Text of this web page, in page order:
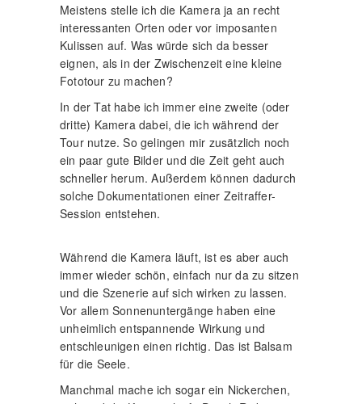
Meistens stelle ich die Kamera ja an recht
interessanten Orten oder vor imposanten
Kulissen auf. Was würde sich da besser
eignen, als in der Zwischenzeit eine kleine
Fototour zu machen?
In der Tat habe ich immer eine zweite (oder
dritte) Kamera dabei, die ich während der
Tour nutze. So gelingen mir zusätzlich noch
ein paar gute Bilder und die Zeit geht auch
schneller herum. Außerdem können dadurch
solche Dokumentationen einer Zeitraffer-
Session entstehen.
Während die Kamera läuft, ist es aber auch
immer wieder schön, einfach nur da zu sitzen
und die Szenerie auf sich wirken zu lassen.
Vor allem Sonnenuntergänge haben eine
unheimlich entspannende Wirkung und
entschleunigen einen richtig. Das ist Balsam
für die Seele.
Manchmal mache ich sogar ein Nickerchen,